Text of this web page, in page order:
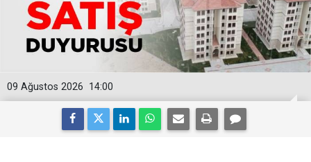
14:00
09 Ağustos 2026